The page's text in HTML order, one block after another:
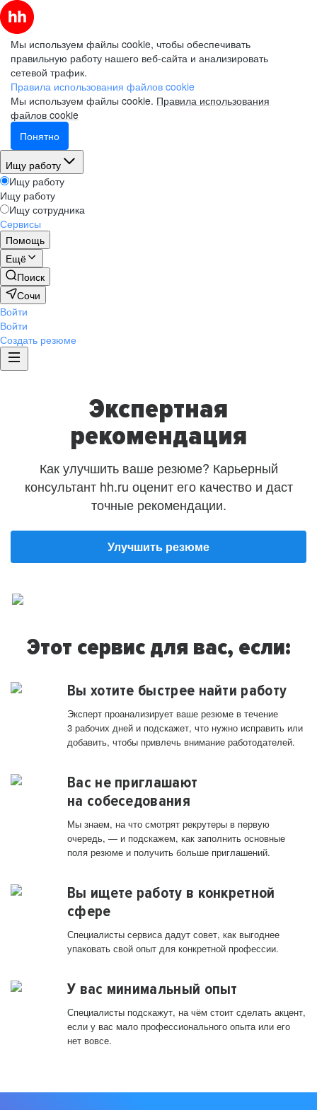
Мы используем файлы cookie, чтобы обеспечивать
правильную работу нашего веб-сайта и анализировать
сетевой трафик.
Правила использования файлов cookie
Мы используем файлы cookie. Правила использования
файлов cookie
Понятно
Ищу работу
Ищу работу
Ищу работу
Ищу сотрудника
Сервисы
Помощь
Ещё
Поиск
Сочи
Войти
Войти
Создать резюме
Экспертная
рекомендация
Как улучшить ваше резюме? Карьерный
консультант hh.ru оценит его качество и даст
точные рекомендации.
Улучшить резюме
Этот сервис для вас, если:
Вы хотите быстрее найти работу
Эксперт проанализирует ваше резюме в течение
3 рабочих дней и подскажет, что нужно исправить или
добавить, чтобы привлечь внимание работодателей.
Вас не приглашают
на собеседования
Мы знаем, на что смотрят рекрутеры в первую
очередь, — и подскажем, как заполнить основные
поля резюме и получить больше приглашений.
Вы ищете работу в конкретной
сфере
Специалисты сервиса дадут совет, как выгоднее
упаковать свой опыт для конкретной профессии.
У вас минимальный опыт
Специалисты подскажут, на чём стоит сделать акцент,
если у вас мало профессионального опыта или его
нет вовсе.